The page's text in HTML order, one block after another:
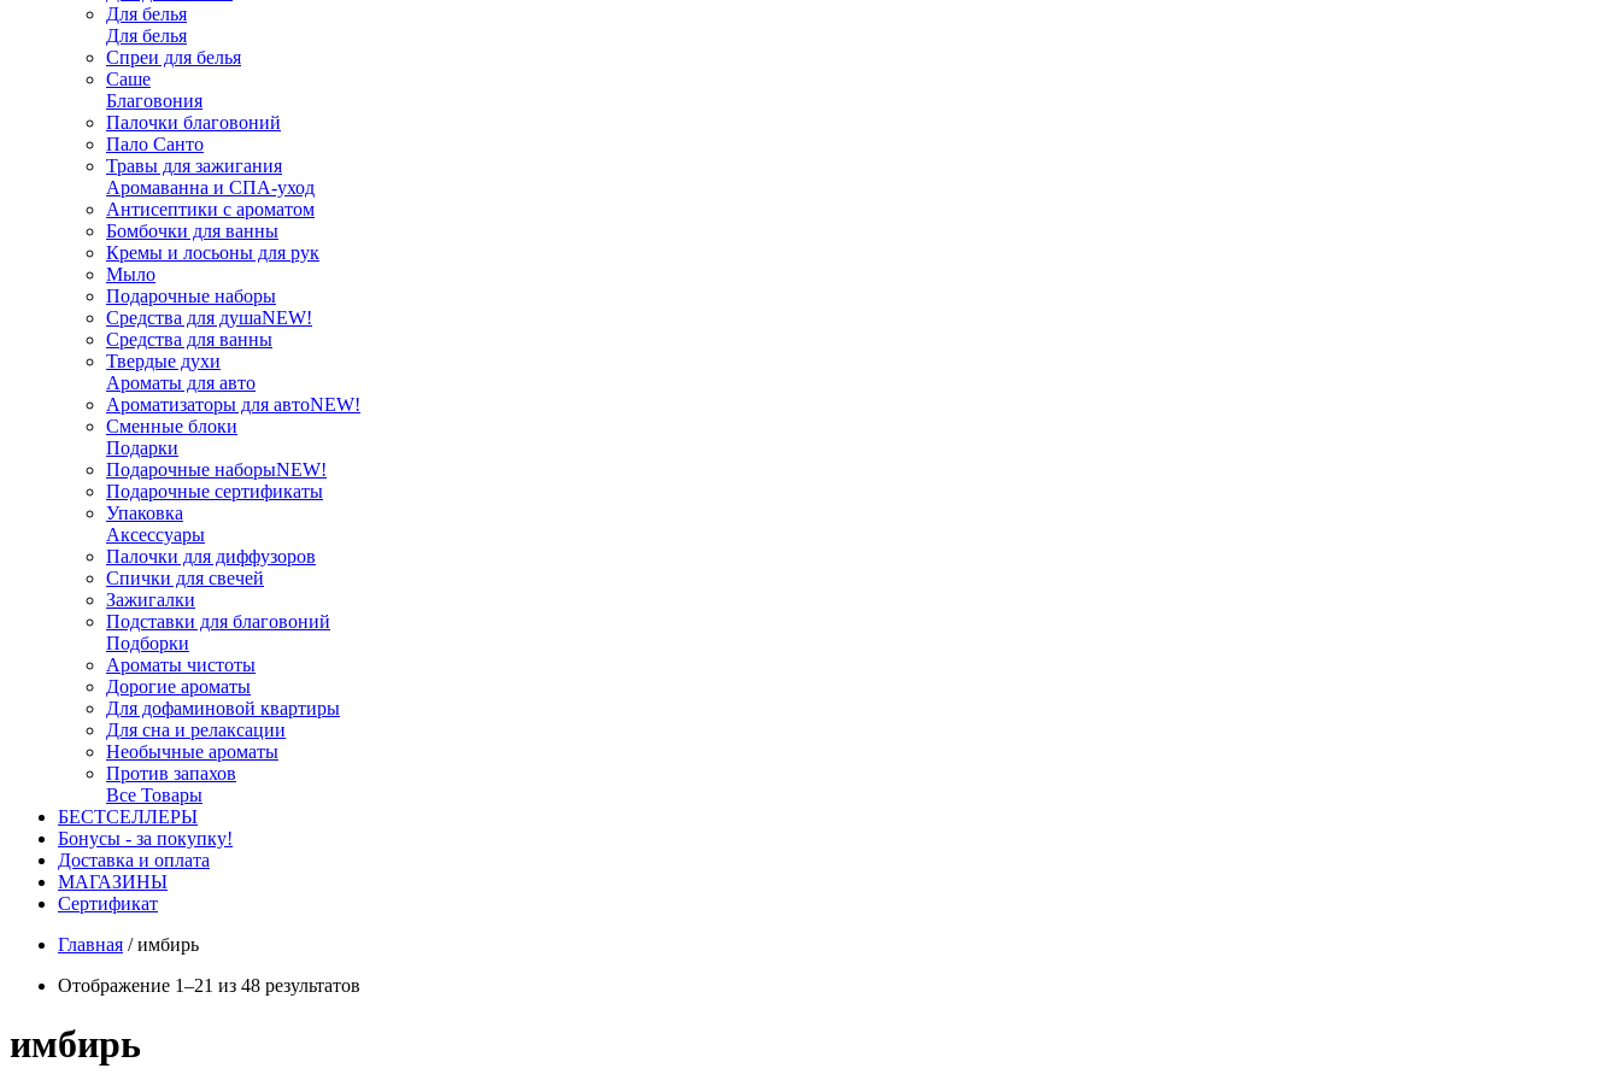
Для белья
Для белья
Спреи для белья
Саше
Благовония
Палочки благовоний
Пало Санто
Травы для зажигания
Аромаванна и СПА-уход
Антисептики с ароматом
Бомбочки для ванны
Кремы и лосьоны для рук
Мыло
Подарочные наборы
Средства для душаNEW!
Средства для ванны
Твердые духи
Ароматы для авто
Ароматизаторы для автоNEW!
Сменные блоки
Подарки
Подарочные наборыNEW!
Подарочные сертификаты
Упаковка
Аксессуары
Палочки для диффузоров
Спички для свечей
Зажигалки
Подставки для благовоний
Подборки
Ароматы чистоты
Дорогие ароматы
Для дофаминовой квартиры
Для сна и релаксации
Необычные ароматы
Против запахов
Все Товары
БЕСТСЕЛЛЕРЫ
Бонусы - за покупку!
Доставка и оплата
МАГАЗИНЫ
Cертификат
Главная /имбирь
Отображение 1–21 из 48 результатов
имбирь